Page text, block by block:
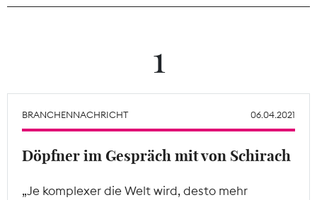
Wächterpreis
Mitgliederbereich
1
BRANCHENNACHRICHT 06.04.2021
Döpfner im Gespräch mit von Schirach
„Je komplexer die Welt wird, desto mehr